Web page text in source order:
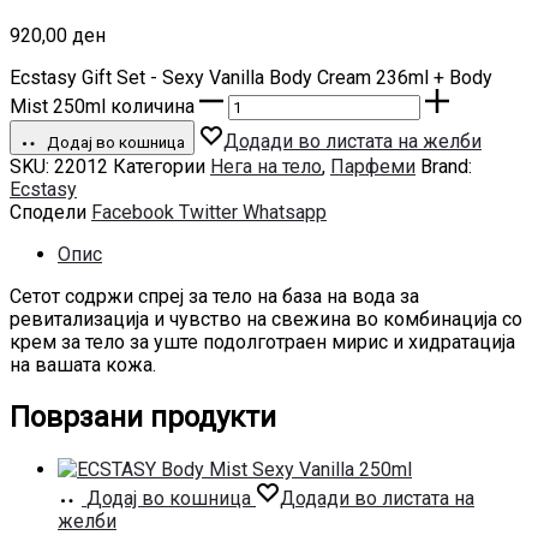
920,00 ден
Ecstasy Gift Set - Sexy Vanilla Body Cream 236ml + Body
Mist 250ml количина
Додај во кошница
Додади во листата на желби
SKU: 22012 Категории Нега на тело, Парфеми Brand:
Ecstasy
Сподели Facebook Twitter Whatsapp
Опис
Сетот содржи спреј за тело на база на вода за
ревитализација и чувство на свежина во комбинација со
крем за тело за уште подолготраен мирис и хидратација
на вашата кожа.
Поврзани продукти
Додај во кошница
Додади во листата на
желби